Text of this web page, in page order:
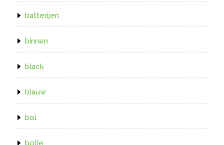
batterijen
binnen
black
blauw
bol
bolle